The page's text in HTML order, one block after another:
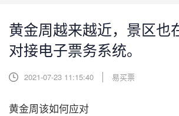
黄金周越来越近，景区也
对接电子票务系统。
2021-07-23 11:15:40 易买票
黄金周该如何应对